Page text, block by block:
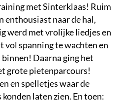
met Sinterklaas! Ruim
enthousiast naar de hal,
werd met vrolijke liedjes en
vol spanning te wachten en
Daarna ging het
grote pietenparcours!
en spelletjes waar de
laten zien. En toen: